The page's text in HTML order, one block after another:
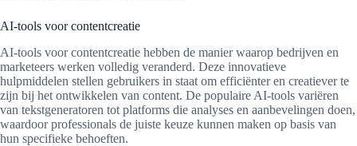
AI-tools voor contentcreatie
AI-tools voor contentcreatie hebben de manier waarop bedrijven en
marketeers werken volledig veranderd. Deze innovatieve
hulpmiddelen stellen gebruikers in staat om efficiënter en creatiever te
zijn bij het ontwikkelen van content. De populaire AI-tools variëren
van tekstgeneratoren tot platforms die analyses en aanbevelingen doen,
waardoor professionals de juiste keuze kunnen maken op basis van
hun specifieke behoeften.